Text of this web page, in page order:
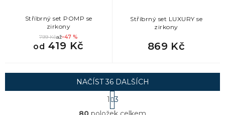
Stříbrný set POMP se
zirkony
799 Kčaž–47 %
od 419 Kč
Stříbrný set LUXURY se
zirkony
869 Kč
O
NAČÍST 36 DALŠÍCH
S
t
r
1
3